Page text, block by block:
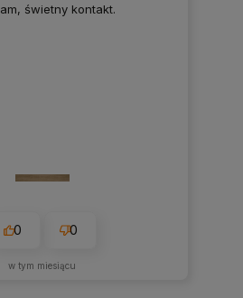
świetny kontakt.
0 0
w tym miesiącu